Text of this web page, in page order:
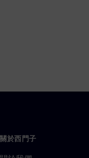
關於西門子